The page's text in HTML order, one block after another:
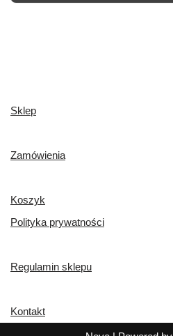
Sklep
Zamówienia
Koszyk
Polityka prywatności
Regulamin sklepu
Kontakt